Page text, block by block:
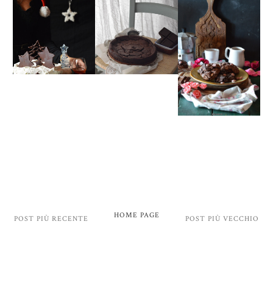
POST PIÙ RECENTE POST PIÙ VECCHIO
HOME PAGE